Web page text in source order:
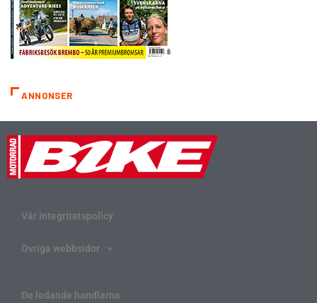
ANNONSER
Vår integritetspolicy
Övriga webbsidor
De ledande handlarna